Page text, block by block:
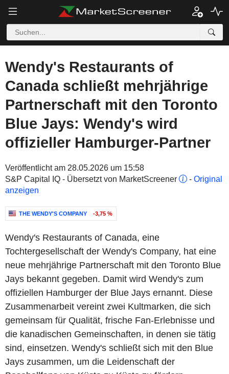
Wendy's Restaurants of
Canada schließt mehrjährige
Partnerschaft mit den Toronto
Blue Jays: Wendy's wird
offizieller Hamburger-Partner
Veröffentlicht am 28.05.2026 um 15:58
S&P Capital IQ - Übersetzt von MarketScreener
- Original
anzeigen
THE WENDY'S COMPANY -3,75 %
Wendy's Restaurants of Canada, eine
Tochtergesellschaft der Wendy's Company, hat eine
neue mehrjährige Partnerschaft mit den Toronto Blue
Jays bekannt gegeben. Damit wird Wendy's zum
offiziellen Hamburger der Blue Jays ernannt. Diese
Zusammenarbeit vereint zwei Kultmarken, die sich
gemeinsam für Qualität, frische Fan-Erlebnisse und
die kanadischen Gemeinschaften, in denen sie tätig
sind, einsetzen. Wendy's schließt sich mit den Blue
Jays zusammen, um die Leidenschaft der